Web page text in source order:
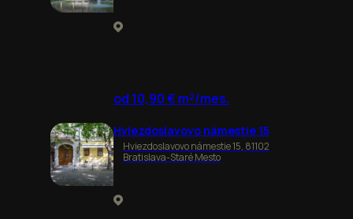
od 10,90 € m²/mes.
Hviezdoslavovo námestie 15
Hviezdoslavovo námestie 15, 81102
Bratislava-Staré Mesto